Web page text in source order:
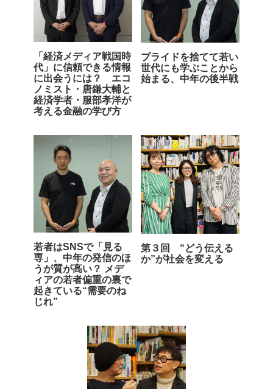
「経済メディア戦国時
代」に信頼できる情報
に出会うには？ エコ
ノミスト・唐鎌大輔と
経済学者・服部孝洋が
考える金融の学び方
プライドを捨てて若い
世代にも学ぶことから
始まる、中年の後半戦
若者はSNSで「見る
専」、中年の発信のほ
うが質が高い？ メデ
ィアの若者偏重の裏で
起きている“需要のね
じれ”
第３回 “どう伝える
か”が社会を変える